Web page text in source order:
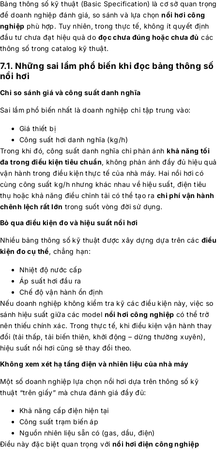
Bảng thông số kỹ thuật (Basic Specification) là cơ sở quan trọng
để doanh nghiệp đánh giá, so sánh và lựa chọnnồi hơi công
nghiệp phù hợp. Tuy nhiên, trong thực tế, không ít quyết định
đầu tư chưa đạt hiệu quả do đọc chưa đúng hoặc chưa đủ các
thông số trong catalog kỹ thuật.
7.1. Những sai lầm phổ biến khi đọc bảng thông số
nồi hơi
Chỉ so sánh giá và công suất danh nghĩa
Sai lầm phổ biến nhất là doanh nghiệp chỉ tập trung vào:
Giá thiết bị
Công suất hơi danh nghĩa (kg/h)
Trong khi đó, công suất danh nghĩa chỉ phản ánhkhả năng tối
đa trong điều kiện tiêu chuẩn, không phản ánh đầy đủ hiệu quả
vận hành trong điều kiện thực tế của nhà máy. Hai nồi hơi có
cùng công suất kg/h nhưng khác nhau về hiệu suất, điện tiêu
thụ hoặc khả năng điều chỉnh tải có thể tạo ra chi phí vận hành
chênh lệch rất lớn trong suốt vòng đời sử dụng.
Bỏ qua điều kiện đo và hiệu suất nồi hơi
Nhiều bảng thông số kỹ thuật được xây dựng dựa trên các điều
kiện đo cụ thể, chẳng hạn:
Nhiệt độ nước cấp
Áp suất hơi đầu ra
Chế độ vận hành ổn định
Nếu doanh nghiệp không kiểm tra kỹ các điều kiện này, việc so
sánh hiệu suất giữa các model nồi hơi công nghiệp có thể trở
nên thiếu chính xác. Trong thực tế, khi điều kiện vận hành thay
đổi (tải thấp, tải biến thiên, khởi động – dừng thường xuyên),
hiệu suất nồi hơi cũng sẽ thay đổi theo.
Không xem xét hạ tầng điện và nhiên liệu của nhà máy
Một số doanh nghiệp lựa chọn nồi hơi dựa trên thông số kỹ
thuật “trên giấy” mà chưa đánh giá đầy đủ:
Khả năng cấp điện hiện tại
Công suất trạm biến áp
Nguồn nhiên liệu sẵn có (gas, dầu, điện)
Điều này đặc biệt quan trọng với nồi hơi điện công nghiệp